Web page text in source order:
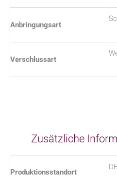
Anbringungsart
Verschlussart
Zusätzliche
Produktionsstandort
DE